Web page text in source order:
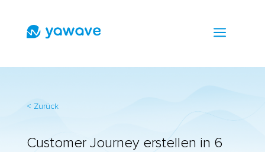
a
< Zurück
Customer Journey erstellen in 6